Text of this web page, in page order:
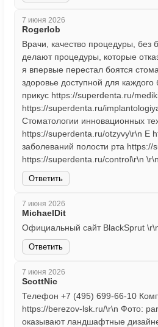
7 июня 2026
Rogerlob
Врачи, качество процедуры,
делают процедуры, которые
я впервые перестал боятся
здоровье доступной для
прикус https://superdenta.ru/
https://superdenta.ru/
Стоматологии инновационных
https://superdenta.ru/otzyvy\r\n Е
заболеваний полости рта
https://superdenta.ru/control\r\n \r\n
Ответить
7 июня 2026
MichaelDit
Официальный сайт BlackSprut
Ответить
7 июня 2026
ScottNic
Телефон +7 (495) 699-66-10
https://berezov-lsk.ru/\r\n Фото:
оказывают ландшафтные